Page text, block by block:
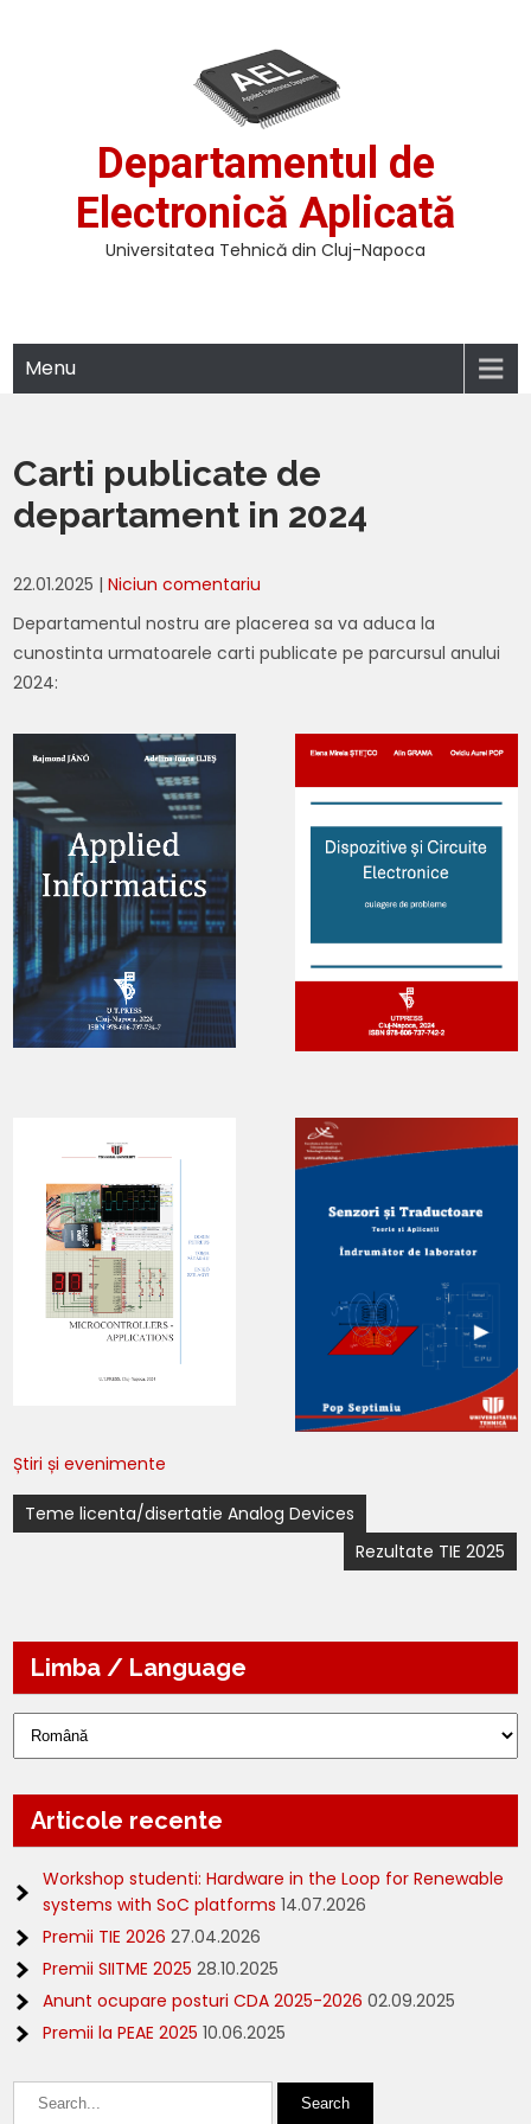
Departamentul de
Electronică Aplicată
Universitatea Tehnică din Cluj-Napoca
Menu
Carti publicate de
departament in 2024
22.01.2025 |Niciun comentariu
Departamentul nostru are placerea sa va aduca la
cunostinta urmatoarele carti publicate pe parcursul anului
2024:
Știri și evenimente
Navigare
în
Teme licenta/disertatie Analog Devices
Rezultate TIE 2025
Limba / Language
Limba
Articole recente
Workshop studenti: Hardware in the Loop for Renewable
systems with SoC platforms 14.07.2026
Premii TIE 2026 27.04.2026
Premii SIITME 2025 28.10.2025
Anunt ocupare posturi CDA 2025-2026 02.09.2025
Premii la PEAE 2025 10.06.2025